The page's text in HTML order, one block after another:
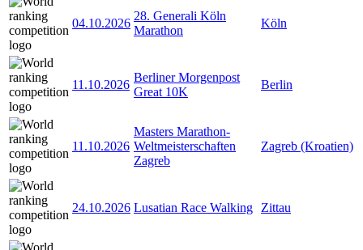
04.10.2026
28. Generali Köln
Marathon
Köln
11.10.2026
Berliner Morgenpost
Great 10K
Berlin
11.10.2026
Masters Marathon-
Weltmeisterschaften
Zagreb
Zagreb (Kroatien)
24.10.2026 Lusatian Race Walking Zittau